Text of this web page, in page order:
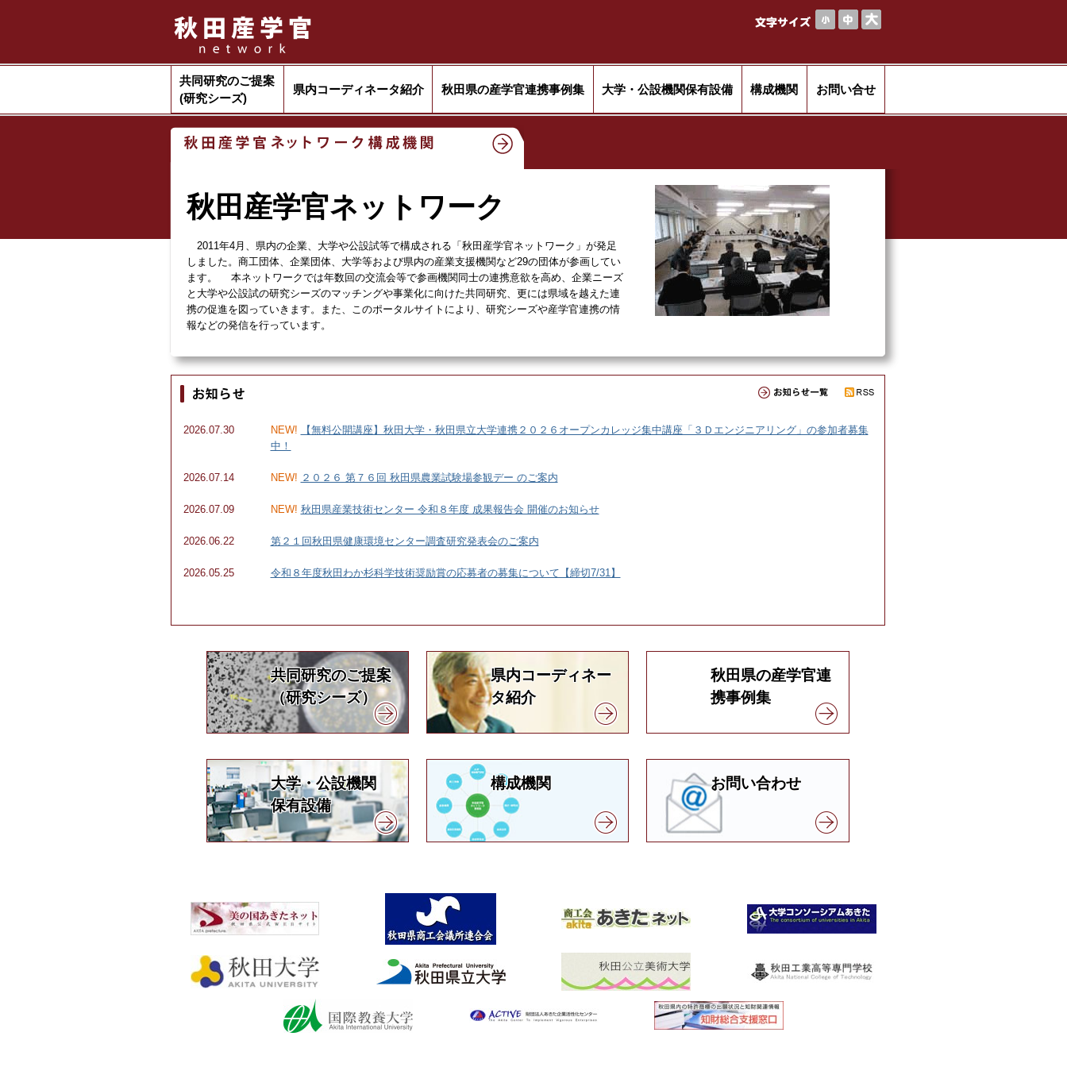
共同研究のご提案
(研究シーズ)
県内コーディネータ紹介 秋田県の産学官連携事例集 大学・公設機関保有設備 構成機関 お問い合せ
秋田産学官ネットワーク
2011年4月、県内の企業、大学や公設試等で構成される「秋田産学官ネットワーク」が発足
しました。商工団体、企業団体、大学等および県内の産業支援機関など29の団体が参画してい
ます。 本ネットワークでは年数回の交流会等で参画機関同士の連携意欲を高め、企業ニーズ
と大学や公設試の研究シーズのマッチングや事業化に向けた共同研究、更には県域を越えた連
携の促進を図っていきます。また、このポータルサイトにより、研究シーズや産学官連携の情
報などの発信を行っています。
2026.07.30 NEW!
【無料公開講座】秋田大学・秋田県立大学連携２０２６オープンカレッジ集中講座「３Ｄエンジニアリング」の参加者募集
中！
2026.07.14 NEW! ２０２６ 第７６回 秋田県農業試験場参観デー のご案内
2026.07.09 NEW! 秋田県産業技術センター 令和８年度 成果報告会 開催のお知らせ
2026.06.22 第２１回秋田県健康環境センター調査研究発表会のご案内
2026.05.25 令和８年度秋田わか杉科学技術奨励賞の応募者の募集について【締切7/31】
共同研究のご提案
（研究シーズ）
県内コーディネー
タ紹介
秋田県の産学官連
携事例集
大学・公設機関
保有設備
構成機関 お問い合わせ